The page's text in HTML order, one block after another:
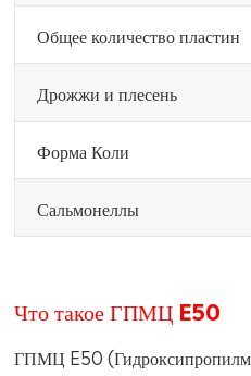
Общее количество пластин
Дрожжи и плесень
Форма Коли
Сальмонеллы
Что такое ГПМЦ E50
ГПМЦ E50